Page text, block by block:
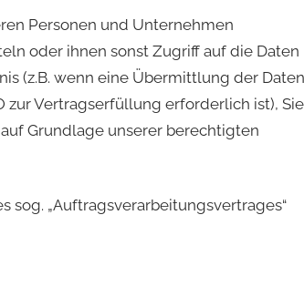
Personen und Unternehmen
oder ihnen sonst Zugriff auf die Daten
(z.B. wenn eine Übermittlung der Daten
zur Vertragserfüllung erforderlich ist), Sie
Grundlage unserer berechtigten
sog. „Auftragsverarbeitungsvertrages“